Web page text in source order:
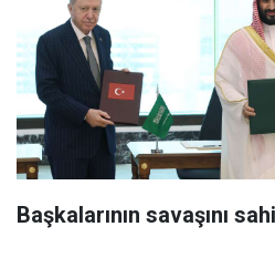
Başkalarının savaşını